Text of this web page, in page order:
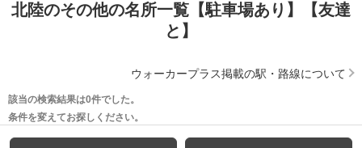
北陸のその他の名所一覧【駐車場あり】【友達
と】
ウォーカープラス掲載の駅・路線について
該当の検索結果は0件でした。
条件を変えてお探しください。